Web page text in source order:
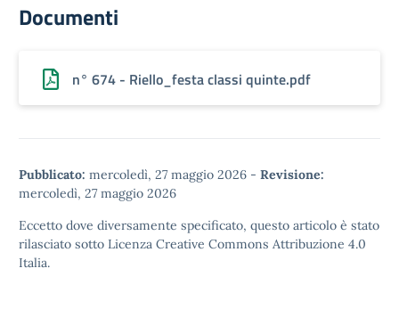
Documenti
n° 674 - Riello_festa classi quinte.pdf
Pubblicato: mercoledì, 27 maggio 2026 - Revisione:
mercoledì, 27 maggio 2026
Eccetto dove diversamente specificato, questo articolo è stato
rilasciato sotto Licenza Creative Commons Attribuzione 4.0
Italia.